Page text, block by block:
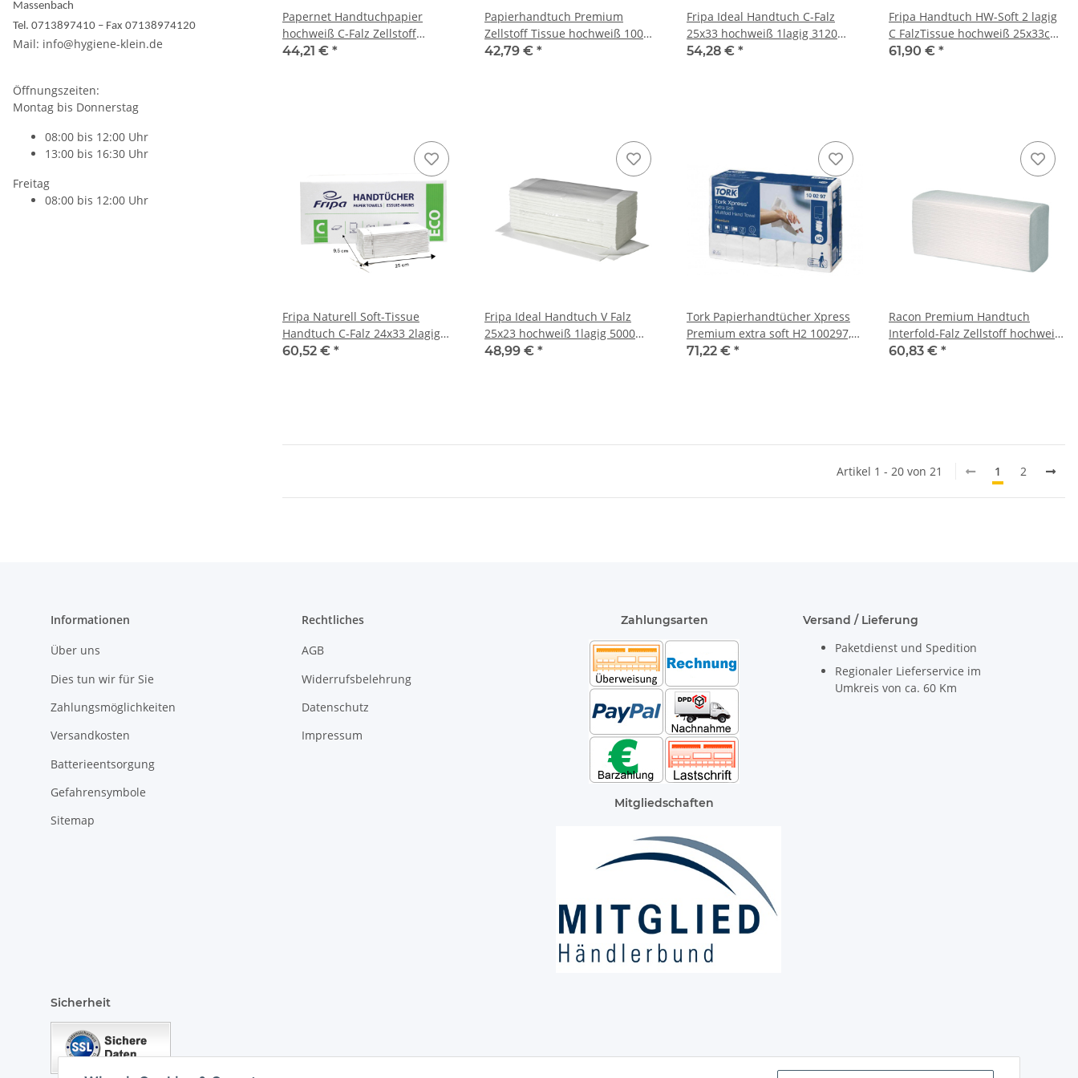
Papernet Handtuchpapier
hochweiß C-Falz Zellstoff
23x33cm 2lagig 2880St.
44,21 € *
Papierhandtuch Premium
Zellstoff Tissue hochweiß 100%
Zellstoff ZickZack Falz 25x21cm
42,79 € *
Fripa Ideal Handtuch C-Falz
25x33 hochweiß 1lagig 3120
Stück/Karton
54,28 € *
Fripa Handtuch HW-Soft 2 lagig
C FalzTissue hochweiß 25x33cm
3072Stück/Karton
61,90 € *
Fripa Naturell Soft-Tissue
Handtuch C-Falz 24x33 2lagig
3072 Stück/Karton
60,52 € *
Fripa Ideal Handtuch V Falz
25x23 hochweiß 1lagig 5000
Stück/Karton
48,99 € *
Tork Papierhandtücher Xpress
Premium extra soft H2 100297,
Tissue, 2-lagig, hochweiß,
71,22 € *
Racon Premium Handtuch
Interfold-Falz Zellstoff hochweiß
22x42 3lagig 2000 Stück/Karton
60,83 € *
Artikel 1 - 20 von 21 1 2
Massenbach
Tel. 0713897410 – Fax 07138974120
Mail: info@hygiene-klein.de
Öffnungszeiten:
Montag bis Donnerstag
08:00 bis 12:00 Uhr
13:00 bis 16:30 Uhr
Freitag
08:00 bis 12:00 Uhr
Informationen
Über uns
Dies tun wir für Sie
Zahlungsmöglichkeiten
Versandkosten
Batterieentsorgung
Gefahrensymbole
Sitemap
Rechtliches
AGB
Widerrufsbelehrung
Datenschutz
Impressum
Zahlungsarten
Mitgliedschaften
Versand / Lieferung
Paketdienst und Spedition
Regionaler Lieferservice im
Umkreis von ca. 60 Km
Sicherheit